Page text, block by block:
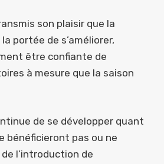
son plaisir que la
portée de s’améliorer,
être confiante de
à mesure que la saison
de se développer quant
bénéficieront pas ou ne
l’introduction de